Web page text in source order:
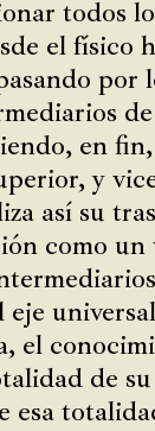
todos
el físico
por
en
y
así su
como un
eje
el
de
esa